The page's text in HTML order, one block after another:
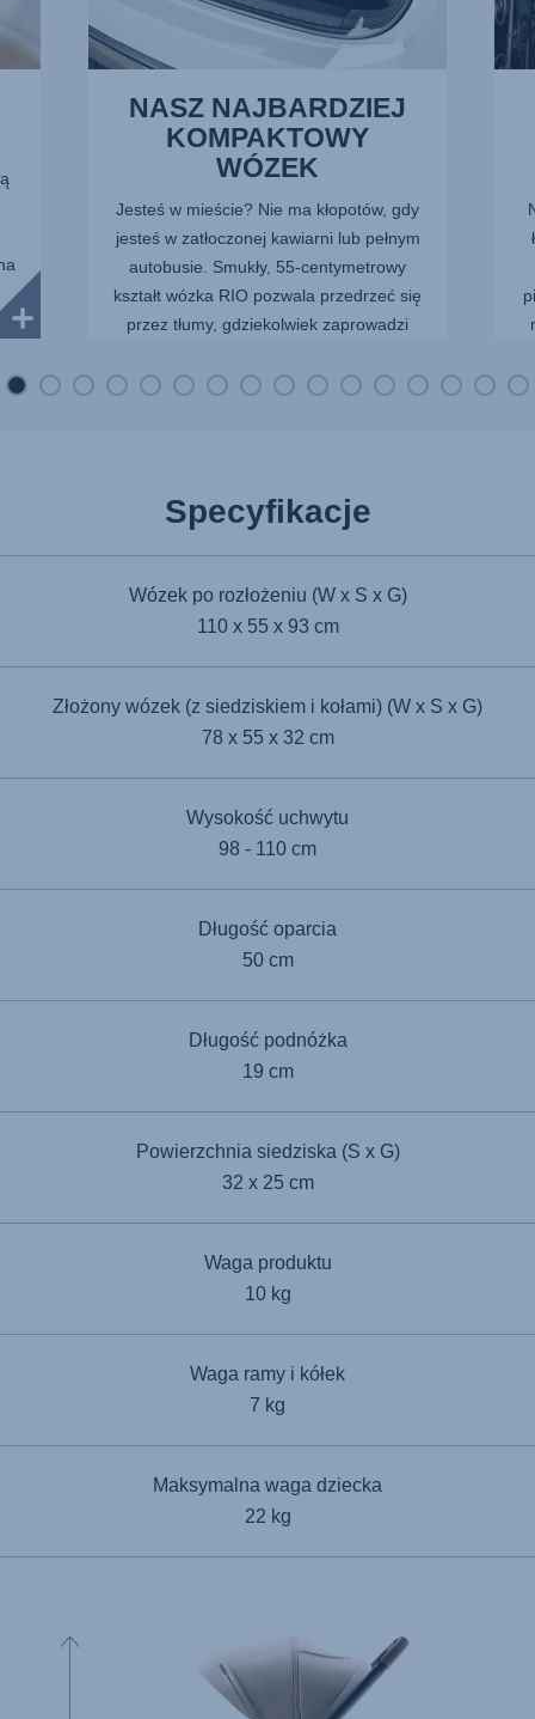
NASZ NAJBARDZIEJ
KOMPAKTOWY
WÓZEK
Jesteś w mieście? Nie ma kłopotów, gdy
jesteś w zatłoczonej kawiarni lub pełnym
autobusie. Smukły, 55-centymetrowy
kształt wózka RIO pozwala przedrzeć się
przez tłumy, gdziekolwiek zaprowadzi
Specyfikacje
Wózek po rozłożeniu (W x S x G)
110 x 55 x 93 cm
Złożony wózek (z siedziskiem i kołami) (W x S x G)
78 x 55 x 32 cm
Wysokość uchwytu
98 - 110 cm
Długość oparcia
50 cm
Długość podnóżka
19 cm
Powierzchnia siedziska (S x G)
32 x 25 cm
Waga produktu
10 kg
Waga ramy i kółek
7 kg
Maksymalna waga dziecka
22 kg